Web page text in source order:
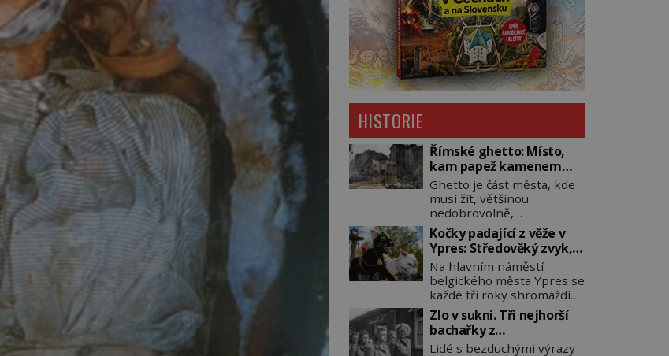
HISTORIE
Římské ghetto: Místo,
kam papež kamenem
dohodil
Ghetto je část města, kde
musí žít, většinou
nedobrovolně,
náboženská, rasová nebo
národnostní menšina
obyvatel. Bohaté
historické zkušenosti mají
s takovým životem Židé. Už
od středověku jsou totiž v
každou chvíli nuceni v
nějakém žít. Mezi ty
nejslavnější patří i římské
Kočky padající z věže v
Ypres: Středověký zvyk,
který dodnes budí
rozpaky
Na hlavním náměstí
belgického města Ypres se
každé tři roky shromáždí
tisíce lidí. Z věže slavné
tržnice létají do davu
kočky, diváci jásají a snaží
se je chytit. Naštěstí už
Zlo v sukni. Tři nejhorší
bachařky z
koncentračních táborů
Lidé s bezduchými výrazy